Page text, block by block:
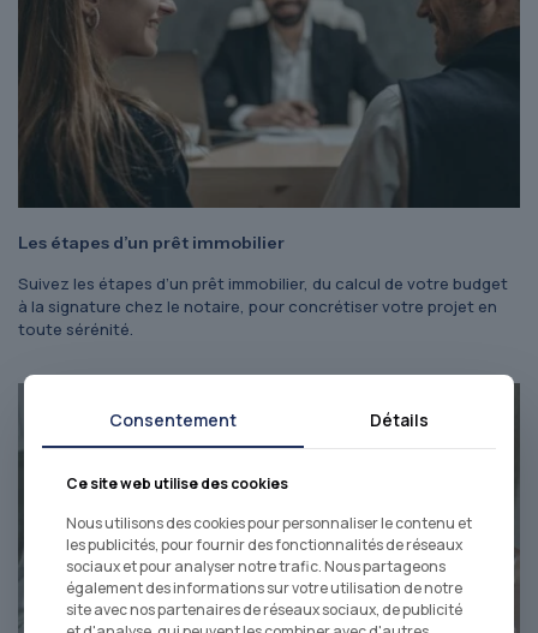
Les étapes d’un prêt immobilier
Suivez les étapes d’un prêt immobilier, du calcul de votre budget
à la signature chez le notaire, pour concrétiser votre projet en
toute sérénité.
Consentement Détails
Ce site web utilise des cookies
Nous utilisons des cookies pour personnaliser le contenu et
les publicités, pour fournir des fonctionnalités de réseaux
sociaux et pour analyser notre trafic. Nous partageons
également des informations sur votre utilisation de notre
site avec nos partenaires de réseaux sociaux, de publicité